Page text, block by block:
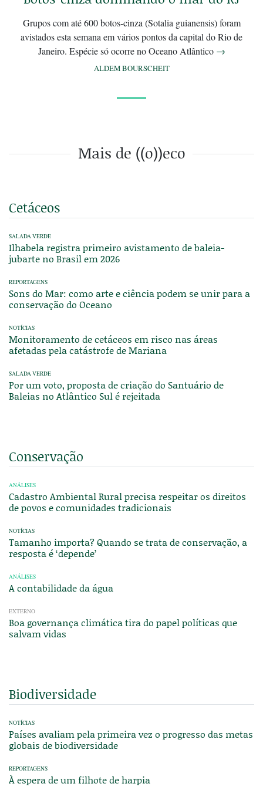
Grupos com até 600 botos-cinza (Sotalia guianensis) foram
avistados esta semana em vários pontos da capital do Rio de
Janeiro. Espécie só ocorre no Oceano Atlântico →
ALDEM BOURSCHEIT
Mais de ((o))eco
Cetáceos
SALADA VERDE
Ilhabela registra primeiro avistamento de baleia-
jubarte no Brasil em 2026
REPORTAGENS
Sons do Mar: como arte e ciência podem se unir para a
conservação do Oceano
NOTÍCIAS
Monitoramento de cetáceos em risco nas áreas
afetadas pela catástrofe de Mariana
SALADA VERDE
Por um voto, proposta de criação do Santuário de
Baleias no Atlântico Sul é rejeitada
Conservação
ANÁLISES
Cadastro Ambiental Rural precisa respeitar os direitos
de povos e comunidades tradicionais
NOTÍCIAS
Tamanho importa? Quando se trata de conservação, a
resposta é ‘depende’
ANÁLISES
A contabilidade da água
EXTERNO
Boa governança climática tira do papel políticas que
salvam vidas
Biodiversidade
NOTÍCIAS
Países avaliam pela primeira vez o progresso das metas
globais de biodiversidade
REPORTAGENS
À espera de um filhote de harpia